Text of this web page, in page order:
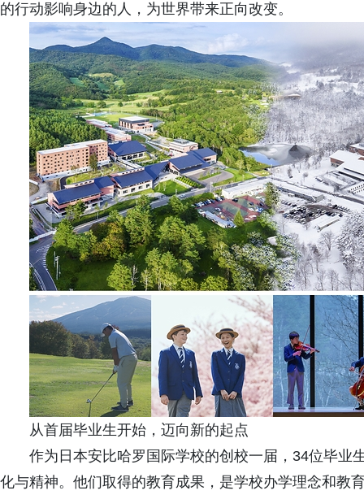
的行动影响身边的人，为世界带来正向改变。
从首届毕业生开始，迈向新的起点
作为日本安比哈罗国际学校的创校一届，34位毕业
化与精神。他们取得的教育成果，是学校办学理念和教